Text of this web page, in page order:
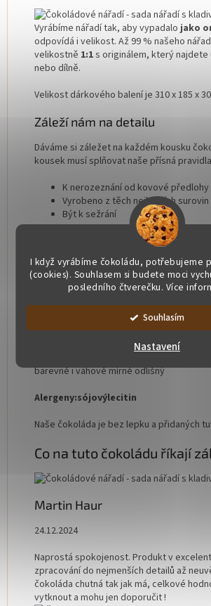
I když vyrábíme čokoládu, potřebujeme
(cookies). Souhlasem si budete moci
posledního čtverečku. Více
Souhlasím
Nastavení
Vyrábíme nářadí tak, aby vypadalo jako
odpovídá i velikost. Až 99 % našeho
velikostně 1:1s originálem, který najdete
nebo dílně.
Velikost dárkového balení je 310 x 185 x
Záleží nám na detailu
Dáváme si záležet na každém kousku
kousek musí splňovat naše přísná
K nerozeznání od kovové předlohy
Vyrobeno z těch nejlepších surovin
Být k sežrání
Více o nás ochutnáte tady
Složení a alergeny
Složení:kakao min. 58 %, kakaové
emulgátor:sojovýlecitin, přírodní
E551, E172, E132, E110, E129. Barviva E110
ovlivnit činnost a pozornost dětí.
barevně i váhově mírně odlišný
Alergeny:sójovýlecitin
Naše čokoláda je bez lepku a přidaných
Co na tuto čokoládu říkají
Martin Haur
24.12.2024
Naprostá spokojenost. Produkt v
zpracování do nejmenších detailů až
čokoláda chutná tak jak má, celkové
vytknout a mohu jen doporučit !